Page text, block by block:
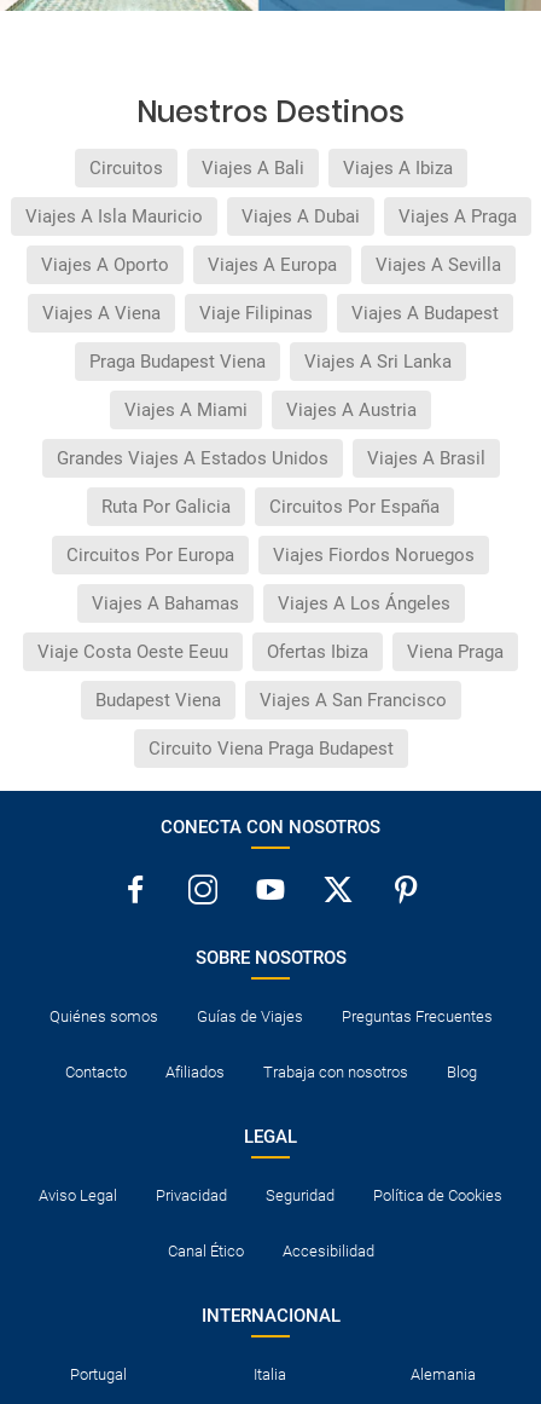
Nuestros Destinos
Circuitos Viajes A Bali Viajes A Ibiza
Viajes A Isla Mauricio Viajes A Dubai Viajes A Praga
Viajes A Oporto Viajes A Europa Viajes A Sevilla
Viajes A Viena Viaje Filipinas Viajes A Budapest
Praga Budapest Viena Viajes A Sri Lanka
Viajes A Miami Viajes A Austria
Grandes Viajes A Estados Unidos Viajes A Brasil
Ruta Por Galicia Circuitos Por España
Circuitos Por Europa Viajes Fiordos Noruegos
Viajes A Bahamas Viajes A Los Ángeles
Viaje Costa Oeste Eeuu Ofertas Ibiza Viena Praga
Budapest Viena Viajes A San Francisco
Circuito Viena Praga Budapest
CONECTA CON NOSOTROS
SOBRE NOSOTROS
Quiénes somos Guías de Viajes Preguntas Frecuentes
Contacto Afiliados Trabaja con nosotros Blog
LEGAL
Aviso Legal Privacidad Seguridad Política de Cookies
Canal Ético Accesibilidad
INTERNACIONAL
Portugal Italia Alemania